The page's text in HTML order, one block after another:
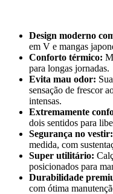
Design moderno
em V e mangas
Conforto térmico:
para longas jornadas.
Evita mau odor:
sensação de frescor
intensas.
Extremamente
dois sentidos para
Segurança no vestir:
medida, com
Super utilitário:
posicionados para
Durabilidade
com ótima